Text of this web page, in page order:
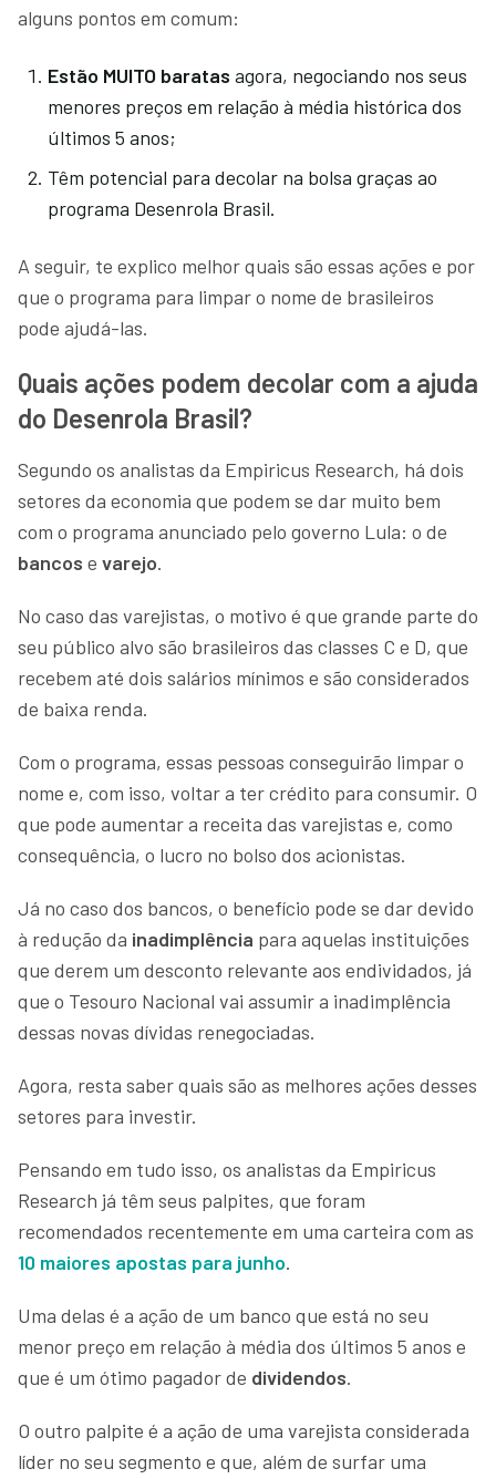
alguns pontos em comum:
Estão MUITO baratas agora, negociando nos seus
menores preços em relação à média histórica dos
últimos 5 anos;
Têm potencial para decolar na bolsa graças ao
programa Desenrola Brasil.
A seguir, te explico melhor quais são essas ações e por
que o programa para limpar o nome de brasileiros
pode ajudá-las.
Quais ações podem decolar com a ajuda
do Desenrola Brasil?
Segundo os analistas da Empiricus Research, há dois
setores da economia que podem se dar muito bem
com o programa anunciado pelo governo Lula: o de
bancos e varejo.
No caso das varejistas, o motivo é que grande parte do
seu público alvo são brasileiros das classes C e D, que
recebem até dois salários mínimos e são considerados
de baixa renda.
Com o programa, essas pessoas conseguirão limpar o
nome e, com isso, voltar a ter crédito para consumir. O
que pode aumentar a receita das varejistas e, como
consequência, o lucro no bolso dos acionistas.
Já no caso dos bancos, o benefício pode se dar devido
à redução da inadimplência para aquelas instituições
que derem um desconto relevante aos endividados, já
que o Tesouro Nacional vai assumir a inadimplência
dessas novas dívidas renegociadas.
Agora, resta saber quais são as melhores ações desses
setores para investir.
Pensando em tudo isso, os analistas da Empiricus
Research já têm seus palpites, que foram
recomendados recentemente em uma carteira com as
10 maiores apostas para junho.
Uma delas é a ação de um banco que está no seu
menor preço em relação à média dos últimos 5 anos e
que é um ótimo pagador de dividendos.
O outro palpite é a ação de uma varejista considerada
líder no seu segmento e que, além de surfar uma